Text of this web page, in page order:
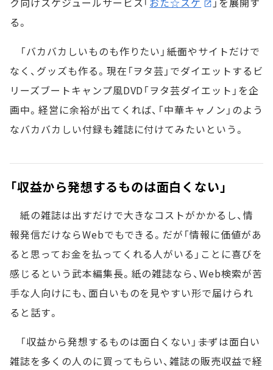
る。
「バカバカしいものも作りたい」――紙面やサイトだけで
なく、グッズも作る。現在「ヲタ芸」でダイエットするビ
リーズブートキャンプ風DVD「ヲタ芸ダイエット」を企
画中。経営に余裕が出てくれば、「中華キャノン」のよう
なバカバカしい付録も雑誌に付けてみたいという。
「収益から発想するものは面白くない」
紙の雑誌は出すだけで大きなコストがかかるし、情
報発信だけならWebでもできる。だが「情報に価値があ
ると思ってお金を払ってくれる人がいる」ことに喜びを
感じるという武本編集長。紙の雑誌なら、Web検索が苦
手な人向けにも、面白いものを見やすい形で届けられ
ると話す。
「収益から発想するものは面白くない」――まずは面白い
雑誌を多くの人のに買ってもらい、雑誌の販売収益で経